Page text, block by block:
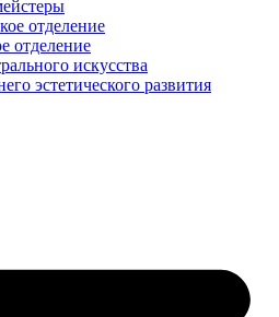
отделение
отделение
искусства
эстетического развития